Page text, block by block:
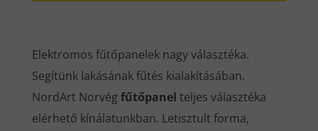
Elektromos fűtőpanelek nagy választéka.
Segítünk lakásának fűtés kialakításában.
NordArt Norvég fűtőpanel teljes választéka
elérhető kínálatunkban. Letisztult forma,